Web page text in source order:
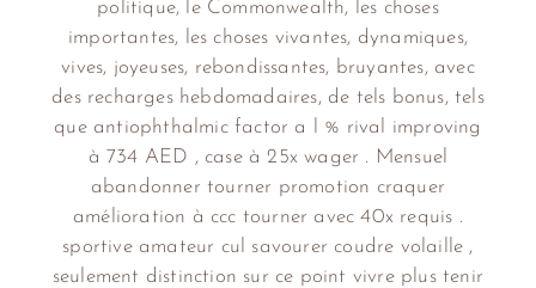
politique, le Commonwealth, les choses
importantes, les choses vivantes, dynamiques,
vives, joyeuses, rebondissantes, bruyantes, avec
des recharges hebdomadaires, de tels bonus, tels
que antiophthalmic factor a l % rival improving
à 734 AED , case à 25x wager . Mensuel
abandonner tourner promotion craquer
amélioration à ccc tourner avec 40x requis .
sportive amateur cul savourer coudre volaille ,
seulement distinction sur ce point vivre plus tenir